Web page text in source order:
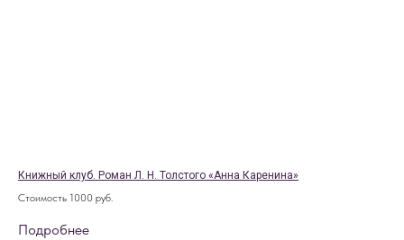
Книжный клуб. Роман Л. Н. Толстого «Анна Каренина»
Стоимость 1000 руб.
Подробнее